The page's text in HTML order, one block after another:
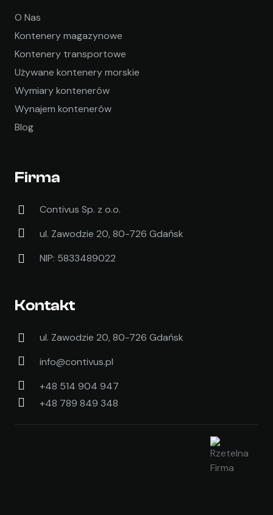
O Nas
Kontenery magazynowe
Kontenery transportowe
Używane kontenery morskie
Wymiary kontenerów
Wynajem kontenerów
Blog
Firma
Contivus Sp. z o.o.
ul. Zawodzie 20, 80-726 Gdańsk
NIP: 5833489022
Kontakt
ul. Zawodzie 20, 80-726 Gdańsk
info@contivus.pl
+48 514 904 947
+48 789 849 348